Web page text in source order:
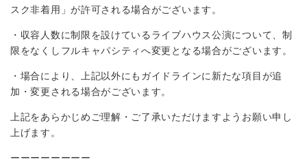
スク非着用」が許可される場合がございます。
・収容人数に制限を設けているライブハウス公演について、制
限をなくしフルキャパシティへ変更となる場合がございます。
・場合により、上記以外にもガイドラインに新たな項目が追
加・変更される場合がございます。
上記をあらかじめご理解・ご了承いただけますようお願い申し
上げます。
ーーーーーーーー